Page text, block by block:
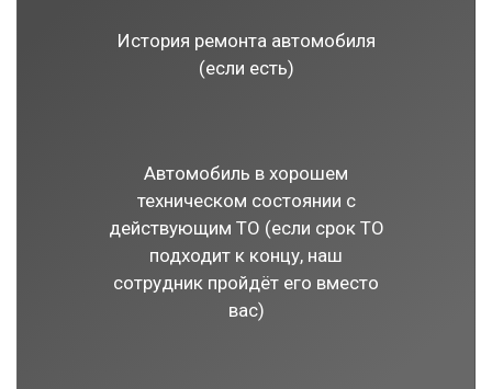
История ремонта автомобиля
(если есть)
Автомобиль в хорошем
техническом состоянии с
действующим ТО (если срок ТО
подходит к концу, наш
сотрудник пройдёт его вместо
вас)